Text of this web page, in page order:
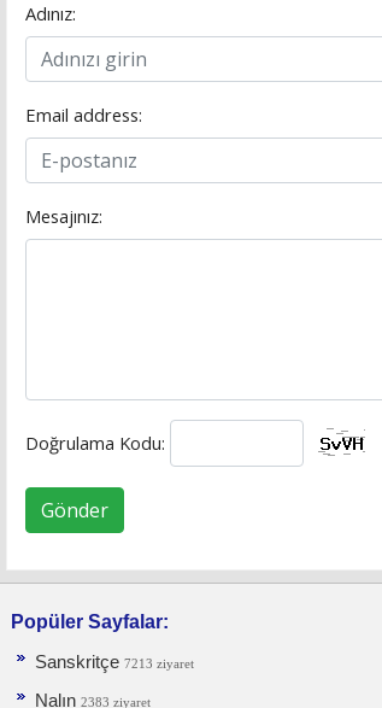
Adınız:
Email address:
Mesajınız:
Doğrulama Kodu:
Gönder
Popüler Sayfalar:
Sanskritçe 7213 ziyaret
Nalın 2383 ziyaret